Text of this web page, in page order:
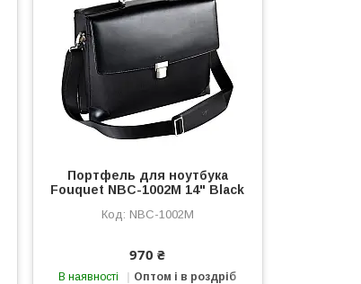
Портфель для ноутбука
Fouquet NBC-1002M 14" Black
NBC-1002M
970 ₴
В наявності Оптом і в роздріб